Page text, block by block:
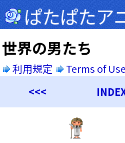
ぱたぱたア
世界の男たち
利用規定
Terms of Use
<<<